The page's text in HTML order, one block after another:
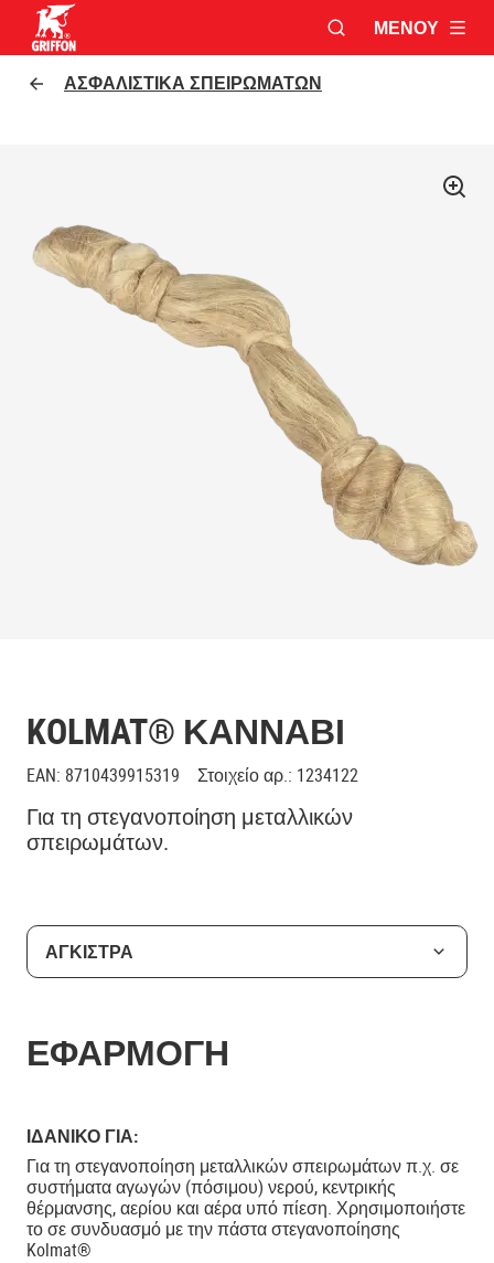
ΑΝΟΙΞΕ ΤΟ
ΜΕΝΟΎ
ΑΣΦΑΛΙΣΤΙΚΆ ΣΠΕΙΡΩΜΆΤΩΝ
KOLMAT® ΚΑΝΝΆΒΙ
EAN: 8710439915319 Στοιχείο αρ.: 1234122
Για τη στεγανοποίηση μεταλλικών
σπειρωμάτων.
ΑΓΚΙΣΤΡΑ
ΕΦΑΡΜΟΓΗ
ΙΔΑΝΙΚΟ ΓΙΑ:
Για τη στεγανοποίηση μεταλλικών σπειρωμάτων π.χ. σε
συστήματα αγωγών (πόσιμου) νερού, κεντρικής
θέρμανσης, αερίου και αέρα υπό πίεση. Χρησιμοποιήστε
το σε συνδυασμό με την πάστα στεγανοποίησης
Kolmat®